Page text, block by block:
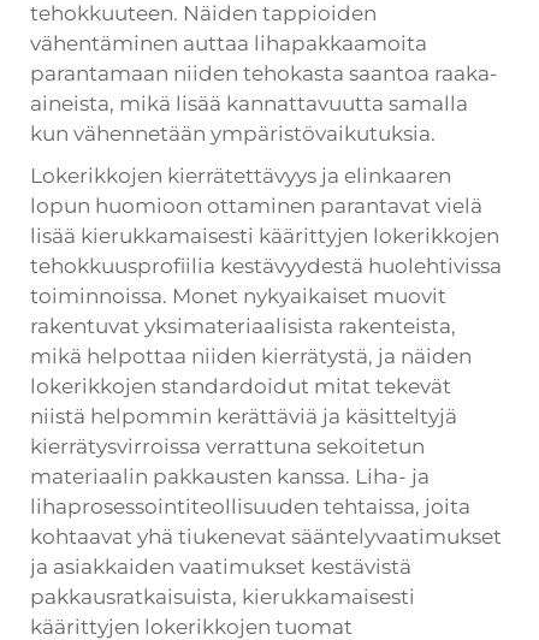
tehokkuuteen. Näiden tappioiden
vähentäminen auttaa lihapakkaamoita
parantamaan niiden tehokasta saantoa raaka-
aineista, mikä lisää kannattavuutta samalla
kun vähennetään ympäristövaikutuksia.
Lokerikkojen kierrätettävyys ja elinkaaren
lopun huomioon ottaminen parantavat vielä
lisää kierukkamaisesti käärittyjen lokerikkojen
tehokkuusprofiilia kestävyydestä huolehtivissa
toiminnoissa. Monet nykyaikaiset muovit
rakentuvat yksimateriaalisista rakenteista,
mikä helpottaa niiden kierrätystä, ja näiden
lokerikkojen standardoidut mitat tekevät
niistä helpommin kerättäviä ja käsitteltyjä
kierrätysvirroissa verrattuna sekoitetun
materiaalin pakkausten kanssa. Liha- ja
lihaprosessointiteollisuuden tehtaissa, joita
kohtaavat yhä tiukenevat sääntelyvaatimukset
ja asiakkaiden vaatimukset kestävistä
pakkausratkaisuista, kierukkamaisesti
käärittyjen lokerikkojen tuomat